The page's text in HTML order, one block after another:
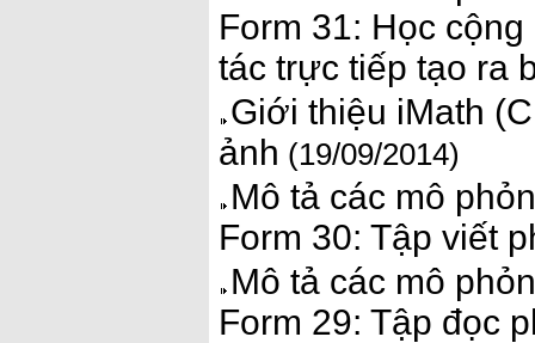
Form 31: Học
tác trực tiếp tạo ra
Giới thiệu iMath
ảnh (19/09/2014)
Mô tả các mô
Form 30: Tập viết
Mô tả các mô
Form 29: Tập đọc